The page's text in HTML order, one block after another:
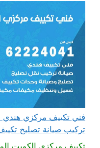
تركيب صيانة تصليح
تكييف مركزي الكويت